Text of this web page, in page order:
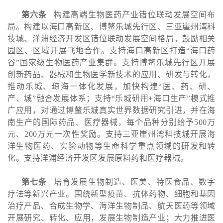
第六条 构建高端生物医药产业错位联动发展空间布
局。构建以海口高新区、博鳌乐城先行区、三亚崖州湾科
技城、洋浦经济开发区错位联动发展空间格局，鼓励相关
园区、区域开展飞地合作。支持海口高新区打造“海口药
谷”国家级生物医药产业集群。支持博鳌乐城先行区开展
创新药品、器械和生物医学新技术的应用、研发与转化，
推动乐城、琼海一体化发展，加快构建“医、药、研、
产、城”融合发展体系；支持“乐城研用+海口生产”模式推
广应用，对通过博鳌乐城真实世界数据研究引进，并在海
南生产的国际药品、医疗器械，每个品种分别给予500万
元、200万元一次性奖励。支持三亚崖州湾科技城开展海
洋生物医药、实验动物等生命科学重点领域的研发和转
化。支持洋浦经济开发区发展原料药和医疗器械。
第七条 培育发展生物制造、医美、特医食品、数字
疗法等新兴产业。围绕新型疫苗、抗体药物、细胞和基因
治疗产品、合成生物学、海洋生物制品、航天医药等领域
开展研究、转化、应用，发展生物制造产业；大力推进医